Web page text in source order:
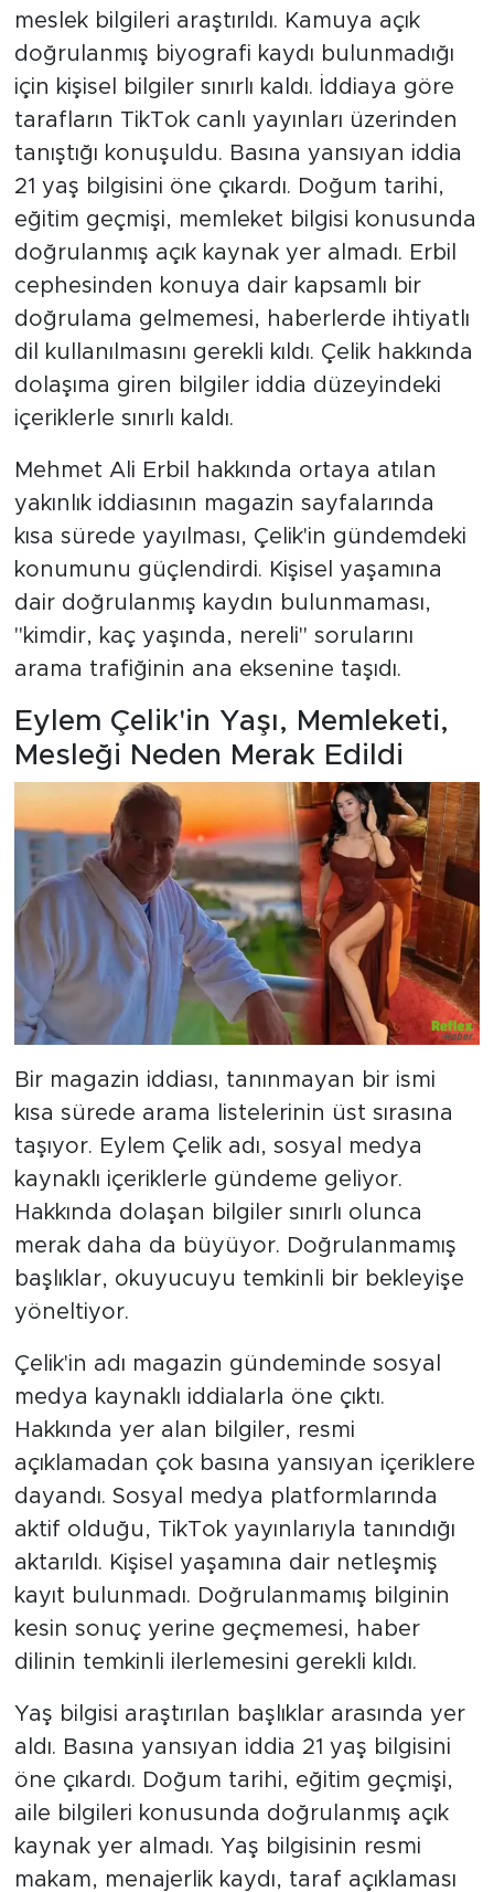
meslek bilgileri araştırıldı. Kamuya açık
doğrulanmış biyografi kaydı bulunmadığı
için kişisel bilgiler sınırlı kaldı. İddiaya göre
tarafların TikTok canlı yayınları üzerinden
tanıştığı konuşuldu. Basına yansıyan iddia
21 yaş bilgisini öne çıkardı. Doğum tarihi,
eğitim geçmişi, memleket bilgisi konusunda
doğrulanmış açık kaynak yer almadı. Erbil
cephesinden konuya dair kapsamlı bir
doğrulama gelmemesi, haberlerde ihtiyatlı
dil kullanılmasını gerekli kıldı. Çelik hakkında
dolaşıma giren bilgiler iddia düzeyindeki
içeriklerle sınırlı kaldı.
Mehmet Ali Erbil hakkında ortaya atılan
yakınlık iddiasının magazin sayfalarında
kısa sürede yayılması, Çelik'in gündemdeki
konumunu güçlendirdi. Kişisel yaşamına
dair doğrulanmış kaydın bulunmaması,
"kimdir, kaç yaşında, nereli" sorularını
arama trafiğinin ana eksenine taşıdı.
Eylem Çelik'in Yaşı, Memleketi,
Mesleği Neden Merak Edildi
Bir magazin iddiası, tanınmayan bir ismi
kısa sürede arama listelerinin üst sırasına
taşıyor. Eylem Çelik adı, sosyal medya
kaynaklı içeriklerle gündeme geliyor.
Hakkında dolaşan bilgiler sınırlı olunca
merak daha da büyüyor. Doğrulanmamış
başlıklar, okuyucuyu temkinli bir bekleyişe
yöneltiyor.
Çelik'in adı magazin gündeminde sosyal
medya kaynaklı iddialarla öne çıktı.
Hakkında yer alan bilgiler, resmi
açıklamadan çok basına yansıyan içeriklere
dayandı. Sosyal medya platformlarında
aktif olduğu, TikTok yayınlarıyla tanındığı
aktarıldı. Kişisel yaşamına dair netleşmiş
kayıt bulunmadı. Doğrulanmamış bilginin
kesin sonuç yerine geçmemesi, haber
dilinin temkinli ilerlemesini gerekli kıldı.
Yaş bilgisi araştırılan başlıklar arasında yer
aldı. Basına yansıyan iddia 21 yaş bilgisini
öne çıkardı. Doğum tarihi, eğitim geçmişi,
aile bilgileri konusunda doğrulanmış açık
kaynak yer almadı. Yaş bilgisinin resmi
makam, menajerlik kaydı, taraf açıklaması